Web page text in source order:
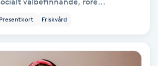
Presentkort Friskvård